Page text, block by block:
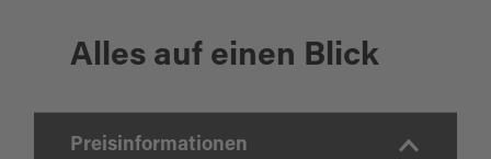
Alles auf einen Blick
Preisinformationen